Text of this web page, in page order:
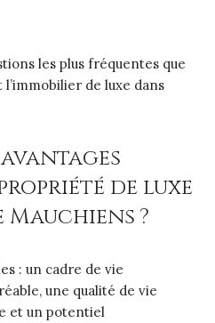
les plus fréquentes que
de luxe dans
de luxe
Mauchiens ?
: un cadre de vie
une qualité de vie
et un potentiel